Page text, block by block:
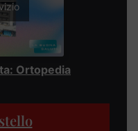
Ortopedia